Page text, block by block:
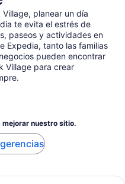
planear un día
te evita el estrés de
paseos y actividades en
Expedia, tanto las familias
pueden encontrar
Village para crear
mejorar nuestro sitio.